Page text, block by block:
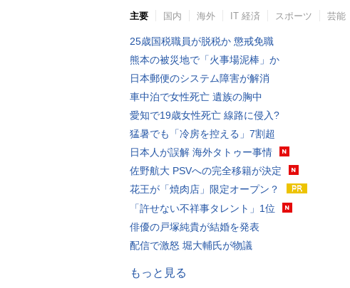
主要 国内 海外 IT 経済 スポーツ 芸能
25歳国税職員が脱税か 懲戒免職
熊本の被災地で「火事場泥棒」か
日本郵便のシステム障害が解消
車中泊で女性死亡 遺族の胸中
愛知で19歳女性死亡 線路に侵入?
猛暑でも「冷房を控える」7割超
日本人が誤解 海外タトゥー事情
佐野航大 PSVへの完全移籍が決定
花王が「焼肉店」限定オープン？
「許せない不祥事タレント」1位
俳優の戸塚純貴が結婚を発表
配信で激怒 堀大輔氏が物議
もっと見る